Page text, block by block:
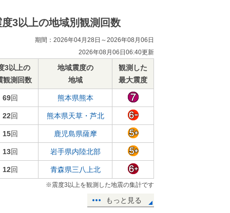
度3以上の地域別観測回数
期間：2026年04月28日～2026年08月06日
2026年08月06日06:40更新
3以上の
観測回数
地域震度の
地域
観測した
最大震度
69回 熊本県熊本
22回 熊本県天草・芦北
15回 鹿児島県薩摩
13回 岩手県内陸北部
12回 青森県三八上北
※震度3以上を観測した地震の集計です
もっと見る